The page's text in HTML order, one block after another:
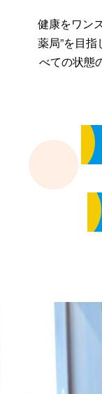
健康をワン
薬局”を目
べての状態